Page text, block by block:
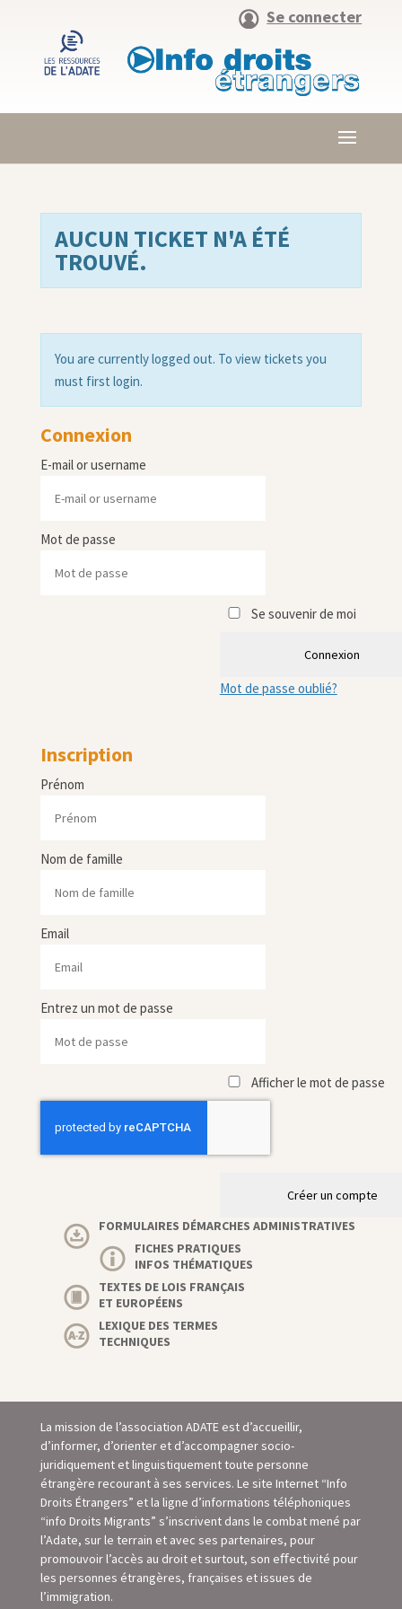
Se connecter
AUCUN TICKET N'A ÉTÉ
TROUVÉ.
You are currently logged out. To view tickets you
must first login.
Connexion
E-mail or username
Mot de passe
Se souvenir de moi
Connexion
Mot de passe oublié?
Inscription
Prénom
Nom de famille
Email
Entrez un mot de passe
Afficher le mot de passe
Créer un compte
FORMULAIRES DÉMARCHES ADMINISTRATIVES
FICHES PRATIQUES
INFOS THÉMATIQUES
TEXTES DE LOIS FRANÇAIS
ET EUROPÉENS
LEXIQUE DES TERMES
TECHNIQUES
La mission de l’association ADATE est d’accueillir,
d’informer, d’orienter et d’accompagner socio-
juridiquement et linguistiquement toute personne
étrangère recourant à ses services. Le site Internet “Info
Droits Étrangers” et la ligne d’informations téléphoniques
“info Droits Migrants” s’inscrivent dans le combat mené par
l’Adate, sur le terrain et avec ses partenaires, pour
promouvoir l’accès au droit et surtout, son eﬀectivité pour
les personnes étrangères, françaises et issues de
l’immigration.